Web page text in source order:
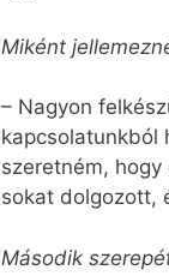
Miként
– Nagyon
kapcsolatunkból
szeretném,
sokat dolgozott,
Második